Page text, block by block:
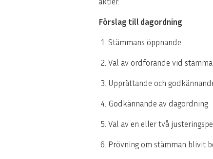
Förslag till dagordning
Stämmans öppnande
Val av ordförande vid
Upprättande och
Godkännande av dagordning
Val av en eller två
Prövning om stämman blivit